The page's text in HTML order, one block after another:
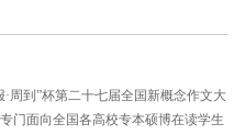
周到”杯第二十七届全国新概念作文大
门面向全国各高校专本硕博在读学生